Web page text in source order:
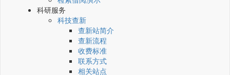
科研服务
科技查新
查新站简介
查新流程
收费标准
联系方式
相关站点